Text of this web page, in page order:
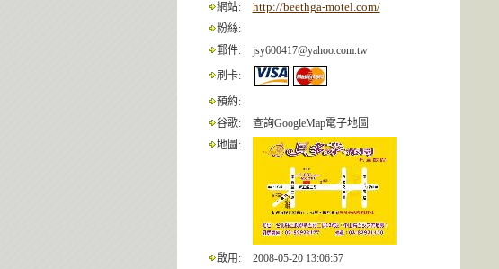
網站:
http://beethga-motel.com/
粉絲:
郵件:
jsy600417@yahoo.com.tw
刷卡:
預約:
谷歌:
查詢GoogleMap電子地圖
地圖:
啟用:
2008-05-20 13:06:57